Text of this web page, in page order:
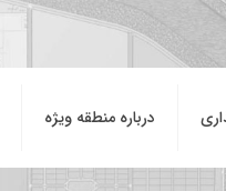
درباره منطقه ويژه